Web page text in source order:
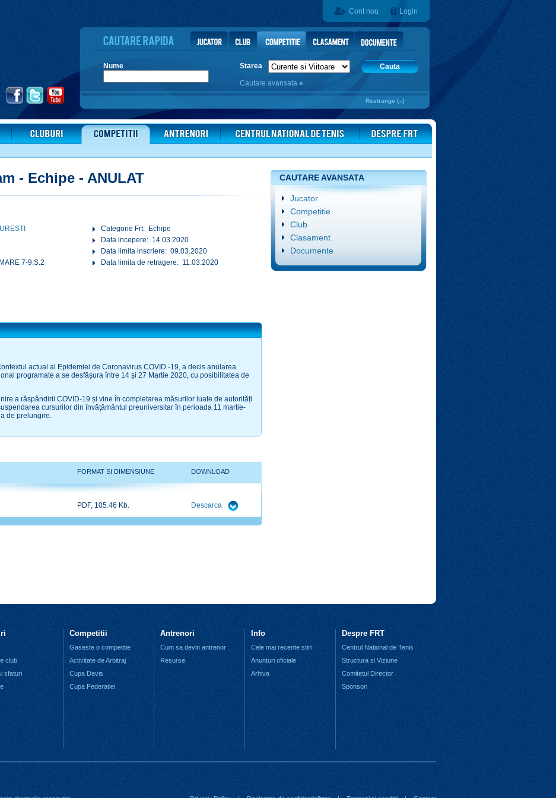
Cont nou Login
Nume Starea
Cauta
Cautare avansata »
Restrange (–)
- Echipe - ANULAT
7-9,S.2
Categorie Frt: Echipe
Data incepere: 14.03.2020
Data limita inscriere: 09.03.2020
Data limita de retragere: 11.03.2020
actual al Epidemiei de Coronavirus COVID -19, a decis anularea
programate a se desfășura între 14 și 27 Martie 2020, cu posibilitatea de
a răspândirii COVID-19 și vine în completarea măsurilor luate de autorități
cursurilor din învățământul preuniversitar în perioada 11 martie-
de prelungire.
FORMAT SI DIMENSIUNE DOWNLOAD
PDF, 105.46 Kb. Descarca
CAUTARE AVANSATA
Jucator
Competitie
Club
Clasament
Documente
club
sfaturi
Competitii
Gaseste o competitie
Activitate de Arbitraj
Cupa Davis
Cupa Federatiei
Antrenori
Cum sa devin antrenor
Resurse
Info
Cele mai recente stiri
Anunturi oficiale
Arhiva
Despre FRT
Centrul National de Tenis
Structura si Viziune
Comitetul Director
Sponsori